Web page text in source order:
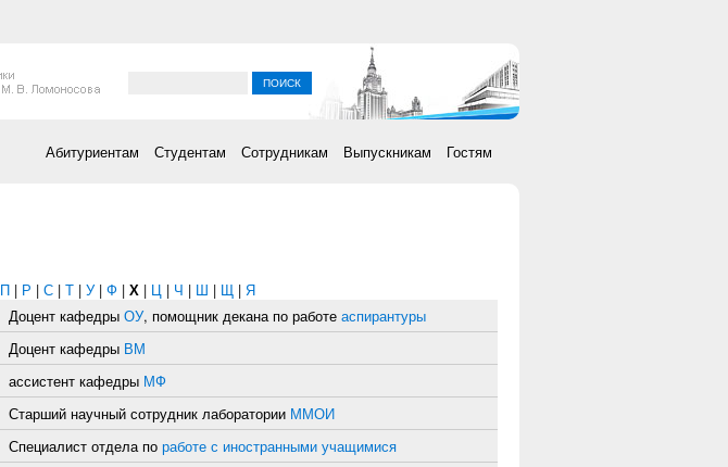
Абитуриентам Студентам Сотрудникам Выпускникам Гостям
П | Р | С | Т | У | Ф | Х | Ц | Ч | Ш | Щ | Я
Доцент кафедры ОУ, помощник декана по работе аспирантуры
Доцент кафедры ВМ
ассистент кафедры МФ
Старший научный сотрудник лаборатории ММОИ
Специалист отдела по работе с иностранными учащимися